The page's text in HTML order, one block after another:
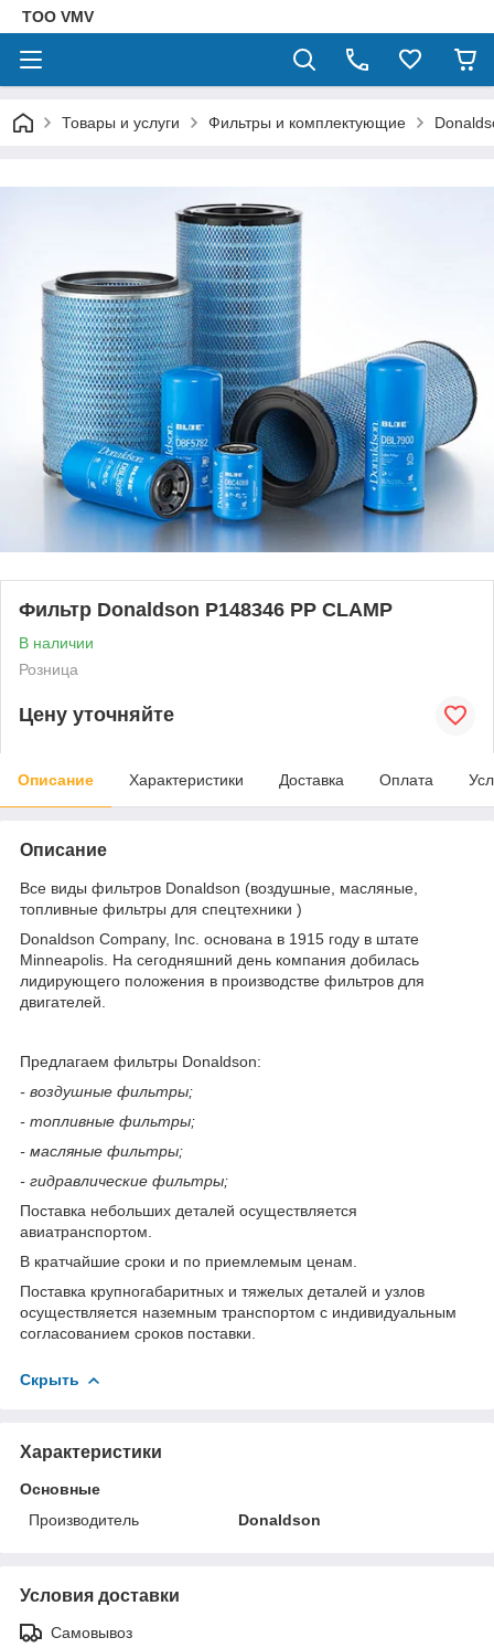
ТОО VMV
Товары и услуги Фильтры и комплектующие
Фильтр Donaldson P148346 PP CLAMP
В наличии
Розница
Цену уточняйте
Описание Характеристики Доставка Оплата
Описание
Все виды фильтров Donaldson (воздушные, масляные,
топливные фильтры для спецтехники )
Donaldson Company, Inc. основана в 1915 году в штате
Minneapolis. На сегодняшний день компания добилась
лидирующего положения в производстве фильтров для
двигателей.
Предлагаем фильтры Donaldson:
- воздушные фильтры;
- топливные фильтры;
- масляные фильтры;
- гидравлические фильтры;
Поставка небольших деталей осуществляется
авиатранспортом.
В кратчайшие сроки и по приемлемым ценам.
Поставка крупногабаритных и тяжелых деталей и узлов
осуществляется наземным транспортом с индивидуальным
согласованием сроков поставки.
Скрыть
Характеристики
Основные
Производитель
Donaldson
Условия доставки
Самовывоз